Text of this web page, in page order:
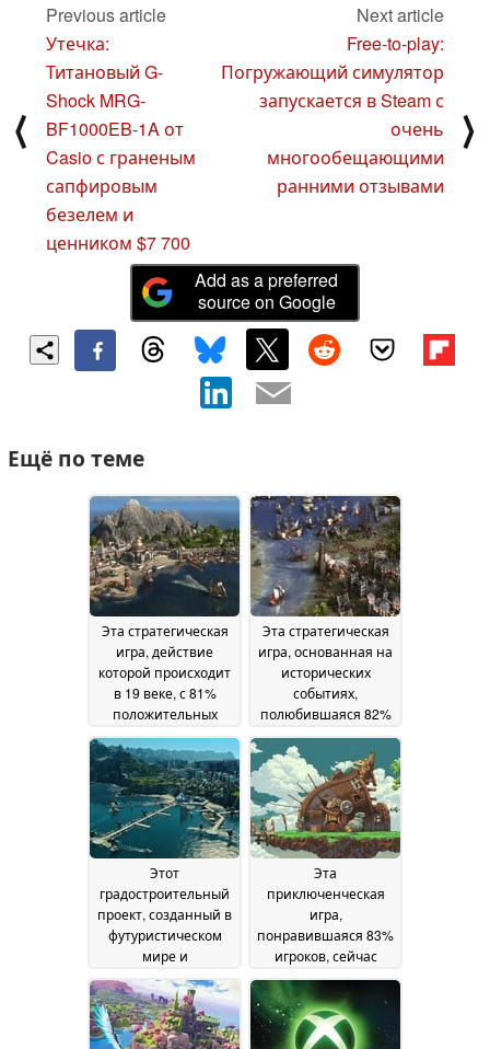
⟨
Previous article
Утечка:
Титановый G-
Shock MRG-
BF1000EB-1A от
Casio с граненым
сапфировым
безелем и
ценником $7 700
Next article
Free-to-play:
Погружающий симулятор
запускается в Steam с
очень
многообещающими
ранними отзывами
⟩
Add as a preferred
source on Google
Ещё по теме
Эта стратегическая
игра, действие
которой происходит
в 19 веке, с 81%
положительных
отзывов, продается с
75% скидкой в Steam
19 May 2026
Эта стратегическая
игра, основанная на
исторических
событиях,
полюбившаяся 82%
игроков, продается
со скидкой 66% в
Steam18 May 2026
Этот
градостроительный
проект, созданный в
футуристическом
мире и
полюбившийся 70%
игроков, продается
со скидкой 85% в
Steam17 May 2026
Эта
приключенческая
игра,
понравившаяся 83%
игроков, сейчас
продается со
скидкой 75% в Steam
16 May 2026